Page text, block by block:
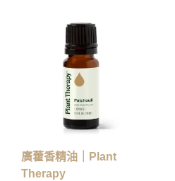
廣藿香精油｜Plant
Therapy